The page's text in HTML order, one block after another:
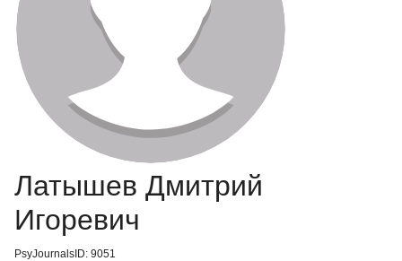
Латышев Дмитрий
Игоревич
PsyJournalsID: 9051